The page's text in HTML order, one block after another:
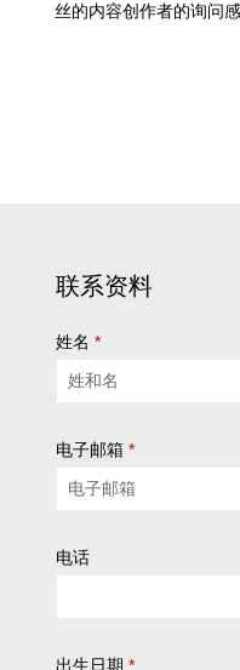
丝的内容创作者的询问感
联系资料
姓名 *
电子邮箱 *
电话
出生日期 *